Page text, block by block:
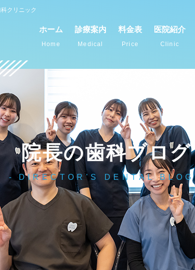
クリニック
ホーム
Home
診療案内
Medical
料金表
Price
医院紹介
Clinic
院長の歯科ブログ
DIRECTOR'S DENTAL BLOG